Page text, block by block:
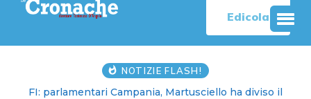
Edicola
NOTIZIE FLASH!
FI: parlamentari Campania, Martusciello ha diviso il